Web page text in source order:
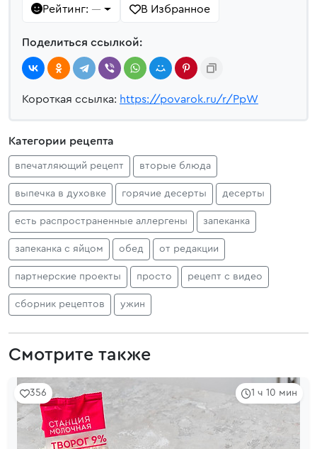
Рейтинг: — В Избранное
Поделиться ссылкой:
Короткая ссылка: https://povarok.ru/r/PpW
Категории рецепта
впечатляющий рецепт вторые блюда
выпечка в духовке горячие десерты десерты
есть распространенные аллергены запеканка
запеканка с яйцом обед от редакции
партнерские проекты просто рецепт с видео
сборник рецептов ужин
Смотрите также
1 ч 10 мин
356